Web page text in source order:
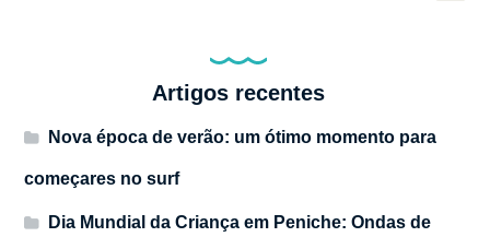
Artigos recentes
Nova época de verão: um ótimo momento para
começares no surf
Dia Mundial da Criança em Peniche: Ondas de